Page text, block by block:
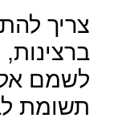
צריך
לשמם
תשומת